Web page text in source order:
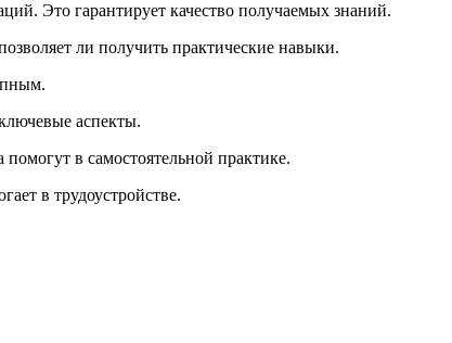
Это гарантирует качество получаемых знаний.
ли получить практические навыки.
аспекты.
в самостоятельной практике.
в трудоустройстве.